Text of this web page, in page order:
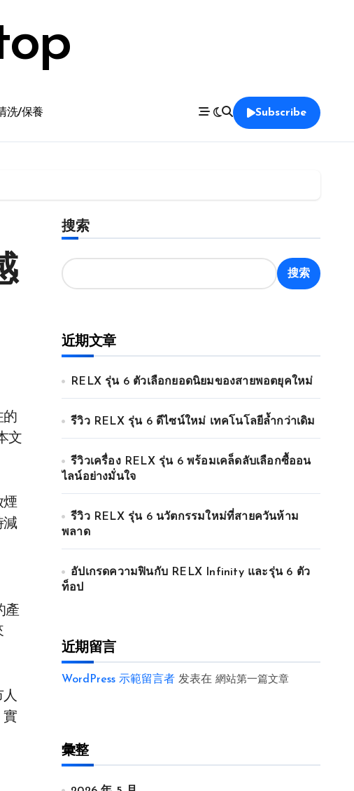
洗/保養 Subscribe
文
煙
減
產
人
實
搜索
搜索
近期文章
RELX รุ่น 6 ตัวเลือกยอดนิยมของสายพอตยุคใหม่
รีวิว RELX รุ่น 6 ดีไซน์ใหม่ เทคโนโลยีล้ำกว่าเดิม
รีวิวเครื่อง RELX รุ่น 6 พร้อมเคล็ดลับเลือกซื้ออน
ไลน์อย่างมั่นใจ
รีวิว RELX รุ่น 6 นวัตกรรมใหม่ที่สายควันห้าม
พลาด
อัปเกรดความฟินกับ RELX Infinity และรุ่น 6 ตัว
ท็อป
近期留言
WordPress 示範留言者 发表在 網站第一篇文章
彙整